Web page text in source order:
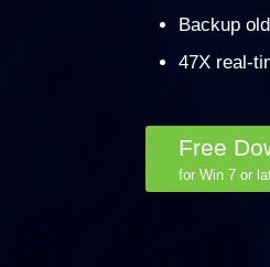
Backup
47X real-
Free
for Win 7 or